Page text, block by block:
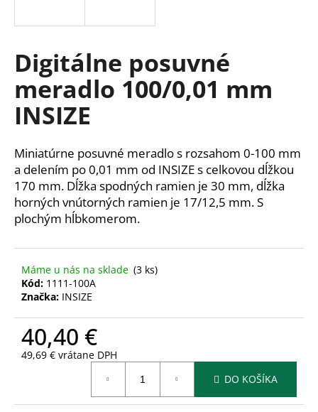
Digitálne posuvné
meradlo 100/0,01 mm
INSIZE
Miniatúrne posuvné meradlo s rozsahom 0-100 mm
a delením po 0,01 mm od INSIZE s celkovou dĺžkou
170 mm. Dĺžka spodných ramien je 30 mm, dĺžka
horných vnútorných ramien je 17/12,5 mm. S
plochým hĺbkomerom.
Máme u nás na sklade (3 ks)
Kód: 1111-100A
Značka: INSIZE
40,40 €
49,69 € vrátane DPH
DO KOŠÍKA
s
ť
?
HĽADAŤ
O
o
ú
č
a
m